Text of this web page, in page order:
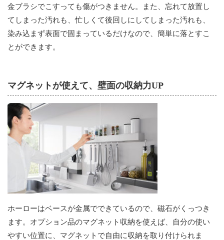
金ブラシでこすっても傷がつきません。また、忘れて放置し
てしまった汚れも、忙しくて後回しにしてしまった汚れも、
染み込まず表面で固まっているだけなので、簡単に落とすこ
とができます。
マグネットが使えて、壁面の収納力UP
ホーローはベースが金属でできているので、磁石がくっつき
ます。オプション品のマグネット収納を使えば、自分の使い
やすい位置に、マグネットで自由に収納を取り付けられま